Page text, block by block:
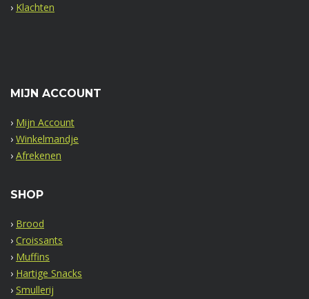
› Klachten
MIJN ACCOUNT
› Mijn Account
› Winkelmandje
› Afrekenen
SHOP
› Brood
› Croissants
› Muffins
› Hartige Snacks
› Smullerij